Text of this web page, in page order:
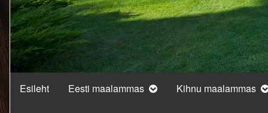
Esileht Eesti maalammas Kihnu maalammas